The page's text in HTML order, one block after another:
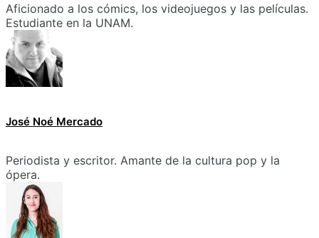
Aficionado a los cómics, los videojuegos y las películas.
Estudiante en la UNAM.
José Noé Mercado
Periodista y escritor. Amante de la cultura pop y la
ópera.